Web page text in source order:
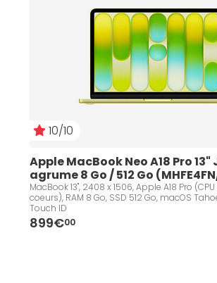
10/10
Apple MacBook Neo A18 Pro 13"
agrume 8 Go / 512 Go
MacBook 13", 2408 x 1506, Apple A18 Pro
coeurs), RAM 8 Go, SSD 512 Go, macOS
Touch ID
899€00